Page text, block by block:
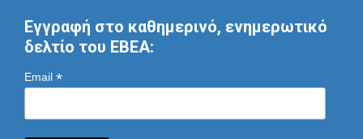
Εγγραφή στο καθημερινό, ενημερωτικό
δελτίο του ΕΒΕΑ:
Email *